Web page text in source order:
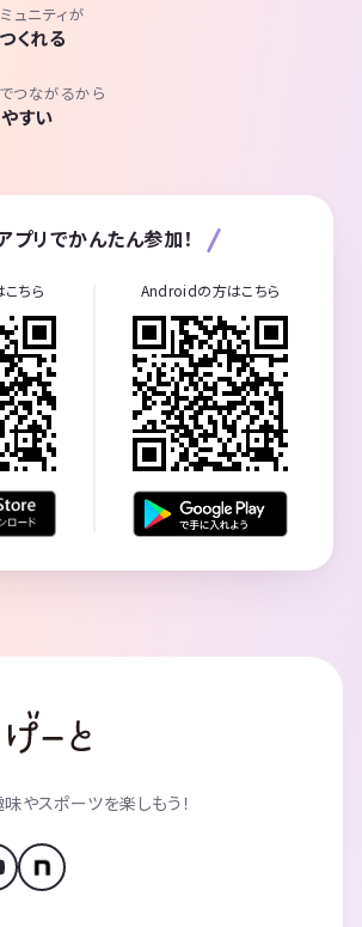
ュニティが
くれる
つながるから
すい
プリでかんたん参加！
ちら Androidの方はこちら
やスポーツを楽しもう！